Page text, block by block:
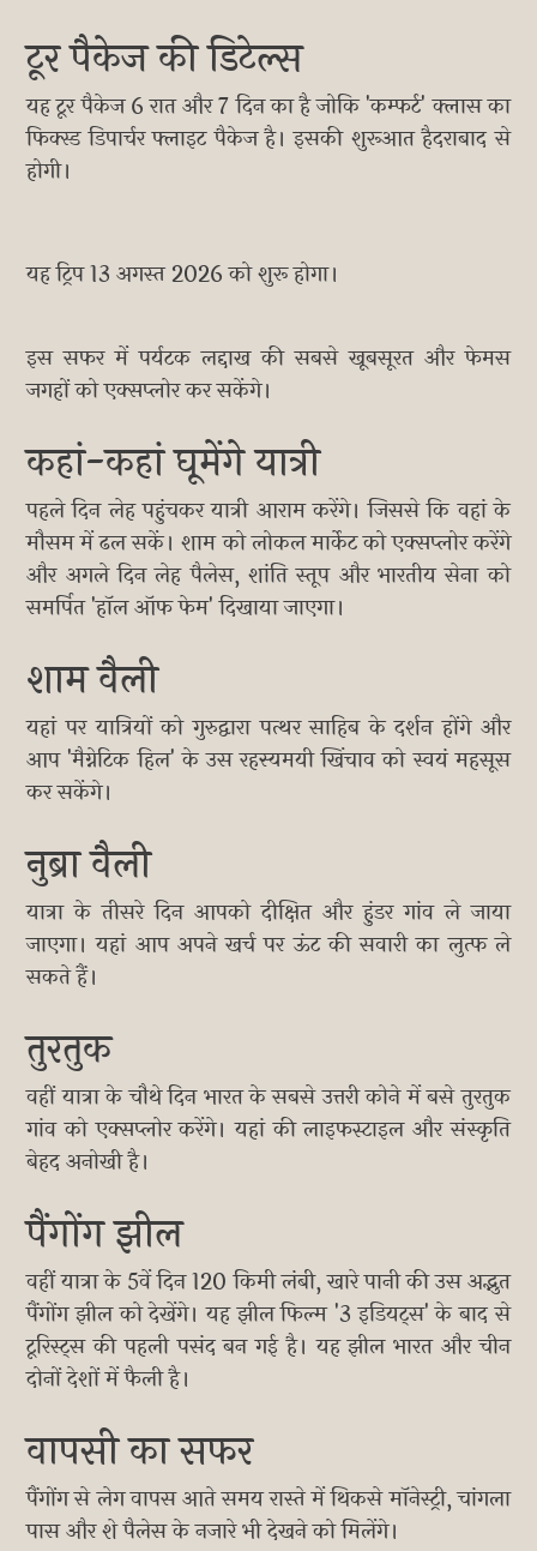
टूर पैकेज की डिटेल्स
यह टूर पैकेज 6 रात और 7 दिन का है जोकि 'कम्फर्ट' क्लास का
फिक्स्ड डिपार्चर फ्लाइट पैकेज है। इसकी शुरूआत हैदराबाद से
होगी।
यह ट्रिप 13 अगस्त 2026 को शुरू होगा।
इस सफर में पर्यटक लद्दाख की सबसे खूबसूरत और फेमस
जगहों को एक्सप्लोर कर सकेंगे।
कहां-कहां घूमेंगे यात्री
पहले दिन लेह पहुंचकर यात्री आराम करेंगे। जिससे कि वहां के
मौसम में ढल सकें। शाम को लोकल मार्केट को एक्सप्लोर करेंगे
और अगले दिन लेह पैलेस, शांति स्तूप और भारतीय सेना को
समर्पित 'हॉल ऑफ फेम' दिखाया जाएगा।
शाम वैली
यहां पर यात्रियों को गुरुद्वारा पत्थर साहिब के दर्शन होंगे और
आप 'मैग्नेटिक हिल' के उस रहस्यमयी खिंचाव को स्वयं महसूस
कर सकेंगे।
नुब्रा वैली
यात्रा के तीसरे दिन आपको दीक्षित और हुंडर गांव ले जाया
जाएगा। यहां आप अपने खर्च पर ऊंट की सवारी का लुत्फ ले
सकते हैं।
तुरतुक
वहीं यात्रा के चौथे दिन भारत के सबसे उत्तरी कोने में बसे तुरतुक
गांव को एक्सप्लोर करेंगे। यहां की लाइफस्टाइल और संस्कृति
बेहद अनोखी है।
पैंगोंग झील
वहीं यात्रा के 5वें दिन 120 किमी लंबी, खारे पानी की उस अद्भुत
पैंगोंग झील को देखेंगे। यह झील फिल्म '3 इडियट्स' के बाद से
टूरिस्ट्स की पहली पसंद बन गई है। यह झील भारत और चीन
दोनों देशों में फैली है।
वापसी का सफर
पैंगोंग से लेग वापस आते समय रास्ते में थिकसे मॉनेस्ट्री, चांगला
पास और शे पैलेस के नजारे भी देखने को मिलेंगे।